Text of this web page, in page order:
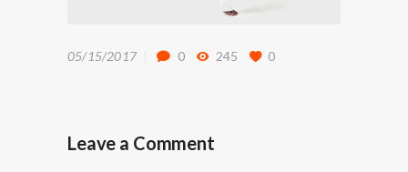
05/15/2017 0 245 0
Leave a Comment